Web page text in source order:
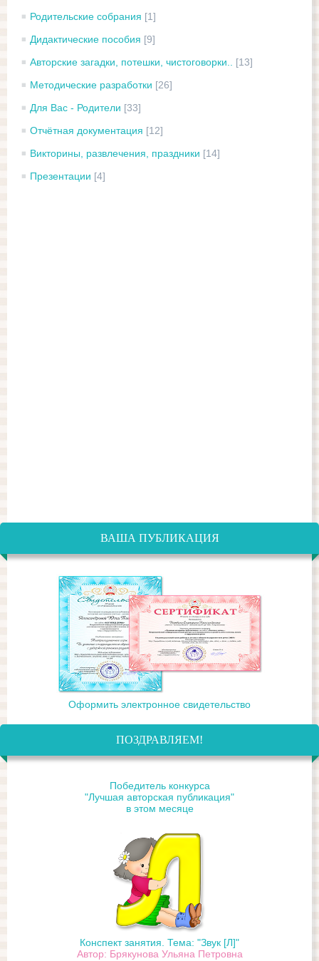
Родительские собрания [1]
Дидактические пособия [9]
Авторские загадки, потешки, чистоговорки..
[13]
Методические разработки [26]
Для Вас - Родители [33]
Отчётная документация [12]
Викторины, развлечения, праздники [14]
Презентации [4]
ВАША ПУБЛИКАЦИЯ
Оформить электронное свидетельство
ПОЗДРАВЛЯЕМ!
Победитель конкурса
"Лучшая авторская публикация"
в этом месяце
Конспект занятия. Тема: "Звук [Л]"
Автор: Брякунова Ульяна Петровна